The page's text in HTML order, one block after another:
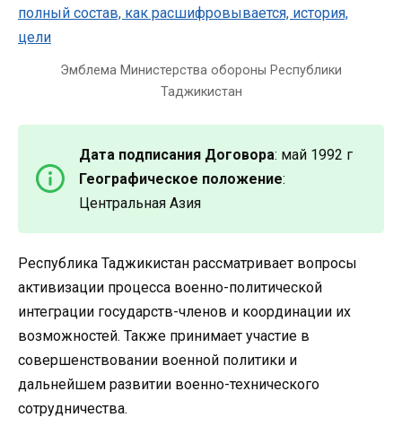
Эмблема Министерства обороны Республики
Таджикистан
Дата подписания Договора: май 1992 г
Географическое положение:
Центральная Азия
Республика Таджикистан рассматривает вопросы
активизации процесса военно-политической
интеграции государств-членов и координации их
возможностей. Также принимает участие в
совершенствовании военной политики и
дальнейшем развитии военно-технического
сотрудничества.